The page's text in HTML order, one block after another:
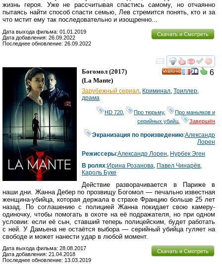
жизнь героя. Уже не рассчитывая спастись самому, но отчаянно
пытаясь найти способ спасти семью, Лев стремится понять, кто и за
что мстит ему так последовательно и изощренно...
Скачать и Смотреть
Дата выхода фильма: 01.01.2019
Дата добавления: 26.09.2022
Последнее обновление: 26.09.2022
смотреть
6
Богомол (2017)
(La Mante)
Зарубежный сериал Криминал Триллер
драма
HD 720 Про тюрьму,
Про маньяков и
серийных убийц
Завершён
Экранизация по произведению:Александр
Лорен
Режиссеры:Александр Лорен Нурбек Эген
В ролях:Ирина Розанова Павел Чинарёв
Кароль Буке
Действие разворачивается в Париже в
наши дни. Жанна Дебер по прозвищу Богомол — печально известная
женщина-убийца, которая держала в страхе Францию больше 25 лет
назад. По соглашению с полицией Жанна покидает свою камеру-
одиночку, чтобы помогать в охоте на её подражателя, но при одном
условии: если её сын, ставший теперь полицейским, будет работать
с ней. У Дамьена не остаётся выбора — серийный убийца гуляет на
свободе и может нанести удар в любой момент.
Скачать и Смотреть
Дата выхода фильма: 28.08.2017
Дата добавления: 21.04.2018
Последнее обновление: 13.03.2019